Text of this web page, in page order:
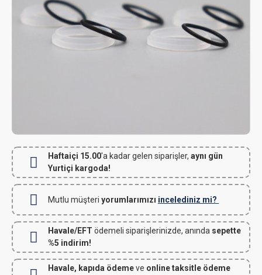
Haftaiçi 15.00'a kadar gelen siparişler, aynı gün
Yurtiçi kargoda!
Mutlu müşteri yorumlarımızı incelediniz mi?
Havale/EFT ödemeli siparişlerinizde, anında sepette
%5 indirim!
Havale, kapıda ödemeve online taksitle ödeme